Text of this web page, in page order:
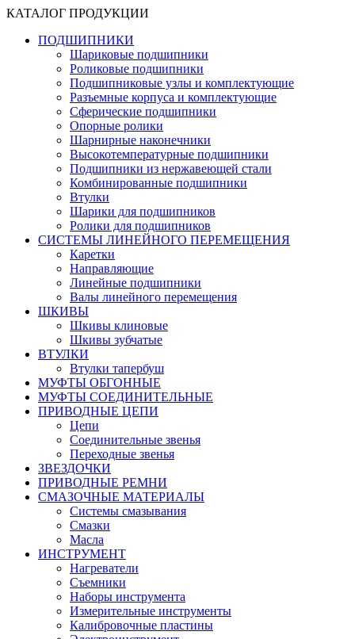
КАТАЛОГ ПРОДУКЦИИ
ПОДШИПНИКИ
Шариковые подшипники
Роликовые подшипники
Подшипниковые узлы и комплектующие
Разъемные корпуса и комплектующие
Сферические подшипники
Опорные ролики
Шарнирные наконечники
Высокотемпературные подшипники
Подшипники из нержавеющей стали
Комбинированные подшипники
Втулки
Шарики для подшипников
Ролики для подшипников
СИСТЕМЫ ЛИНЕЙНОГО ПЕРЕМЕЩЕНИЯ
Каретки
Направляющие
Линейные подшипники
Валы линейного перемещения
ШКИВЫ
Шкивы клиновые
Шкивы зубчатые
ВТУЛКИ
Втулки тапербуш
МУФТЫ ОБГОННЫЕ
МУФТЫ СОЕДИНИТЕЛЬНЫЕ
ПРИВОДНЫЕ ЦЕПИ
Цепи
Соединительные звенья
Переходные звенья
ЗВЕЗДОЧКИ
ПРИВОДНЫЕ РЕМНИ
СМАЗОЧНЫЕ МАТЕРИАЛЫ
Системы смазывания
Смазки
Масла
ИНСТРУМЕНТ
Нагреватели
Съемники
Наборы инструмента
Измерительные инструменты
Калибровочные пластины